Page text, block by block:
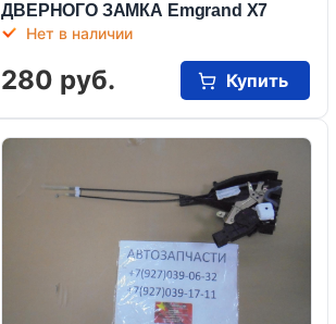
ДВЕРНОГО ЗАМКА Emgrand X7
Нет в наличии
280 руб. Купить